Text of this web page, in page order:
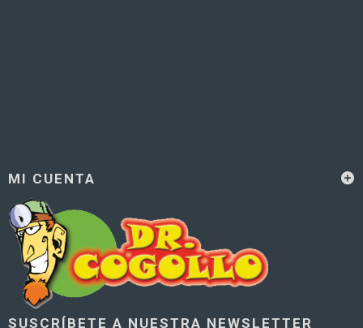
MI CUENTA
SUSCRÍBETE A NUESTRA NEWSLETTER